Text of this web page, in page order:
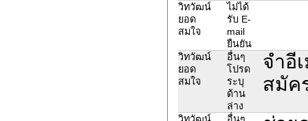
วิทวัฒน์
ยอด
สมใจ
ไม่ได้
รับ E-
mail
ยืนยัน
วิทวัฒน์
ยอด
สมใจ
อื่นๆ
โปรด
ระบุ
ด้าน
ล่าง
จำอี
สมัค
วิทวัฒน์
อื่นๆ